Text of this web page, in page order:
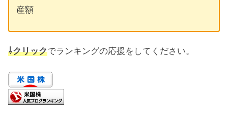
産額
⇩クリックでランキングの応援をしてください。